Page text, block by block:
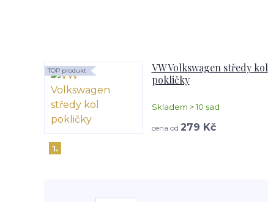
1.
VW Volkswagen středy kol
pokličky
Skladem > 10 sad
TOP produkt
cena od 279 Kč